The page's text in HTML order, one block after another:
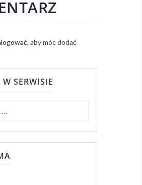
, aby móc dodać
W SERWISIE